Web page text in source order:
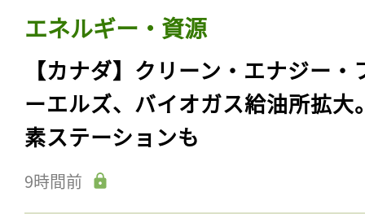
エネルギー・資源
【カナダ】クリーン・エナジー・
ーエルズ、バイオガス給油所拡大
素ステーションも
9時間前